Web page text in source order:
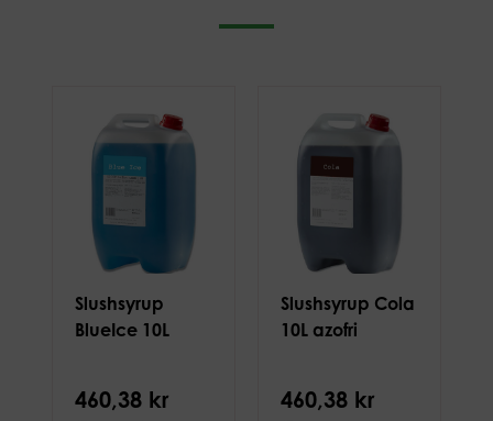
Slushsyrup
BlueIce 10L
460,38 kr
Slushsyrup Cola
10L azofri
460,38 kr